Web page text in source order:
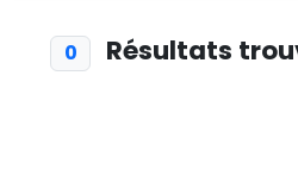
0 Résultats